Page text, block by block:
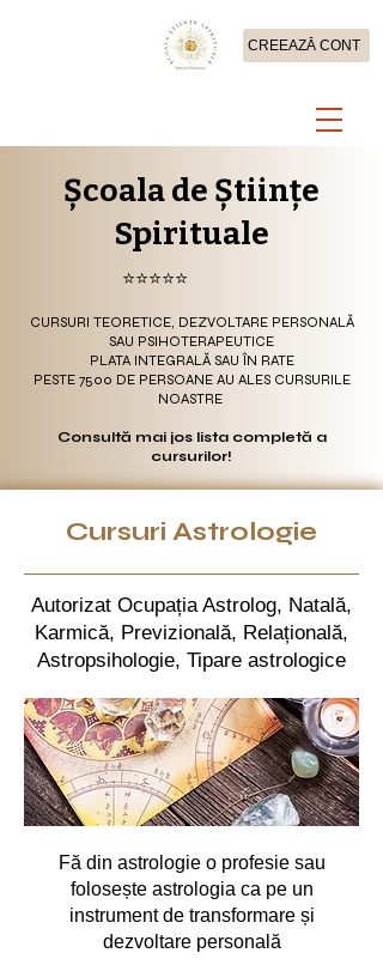
CREEAZĂ CONT
Școala de Științe
Spirituale
⭐⭐⭐⭐⭐
CURSURI TEORETICE, DEZVOLTARE PERSONALĂ
SAU PSIHOTERAPEUTICE
PLATA INTEGRALĂ SAU ÎN RATE
PESTE 7500 DE PERSOANE AU ALES CURSURILE
NOASTRE
Consultă mai jos lista completă a
cursurilor!
Cursuri Astrologie
Autorizat Ocupația Astrolog, Natală,
Karmică, Previzională, Relațională,
Astropsihologie, Tipare astrologice
Fă din astrologie o profesie sau
folosește astrologia ca pe un
instrument de transformare și
dezvoltare personală